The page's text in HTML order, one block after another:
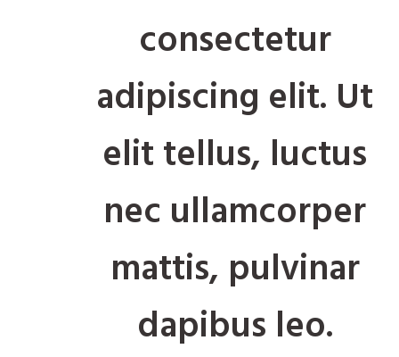
consectetur
adipiscing elit. Ut
elit tellus, luctus
nec ullamcorper
mattis, pulvinar
dapibus leo.